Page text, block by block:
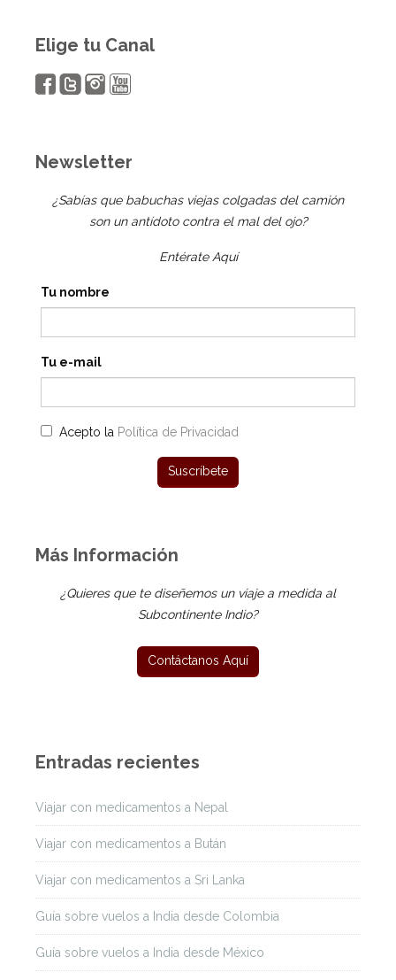
Elige tu Canal
Newsletter
¿Sabías que babuchas viejas colgadas del camión
son un antídoto contra el mal del ojo?
Entérate Aquí
Tu nombre
Tu e-mail
Acepto la Política de Privacidad
Más Información
¿Quieres que te diseñemos un viaje a medida al
Subcontinente Indio?
Entradas recientes
Viajar con medicamentos a Nepal
Viajar con medicamentos a Bután
Viajar con medicamentos a Sri Lanka
Guía sobre vuelos a India desde Colombia
Guía sobre vuelos a India desde México